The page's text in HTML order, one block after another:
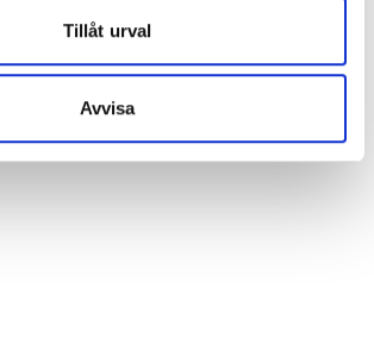
Tillåt urval
Avvisa